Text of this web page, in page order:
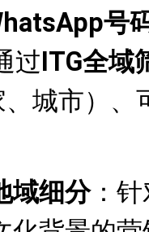
号
过ITG全域
、城市）
域细分：